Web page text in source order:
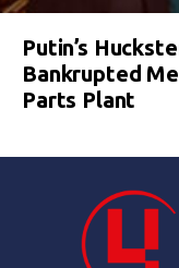
Putin’s
Bankrupted
Parts Plant